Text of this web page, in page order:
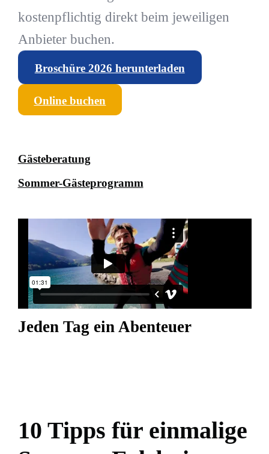
kostenpflichtig direkt beim jeweiligen
Anbieter buchen.
Broschüre 2026 herunterladen
Online buchen
Gästeberatung
Sommer-Gästeprogramm
Jeden Tag ein Abenteuer
10 Tipps für einmalige